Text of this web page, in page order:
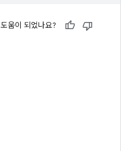
도움이 되었나요?